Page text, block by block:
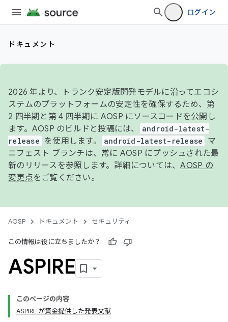
ログイン
ドキュメント
2026 年より、トランク安定版開発モデルに沿ってエコシ
ステムのプラットフォームの安定性を確保するため、第
2 四半期と第 4 四半期に AOSP にソースコードを公開し
ます。AOSP のビルドと投稿には、
android-latest-
release
を使用します。 android-latest-release
マ
ニフェスト ブランチは、常に AOSP にプッシュされた最
新のリリースを参照します。詳細については、AOSP の
変更点をご覧ください。
AOSP ドキュメント セキュリティ
この情報は役に立ちましたか？
ASPIRE
このページの内容
ASPIRE が資金提供した発表文献